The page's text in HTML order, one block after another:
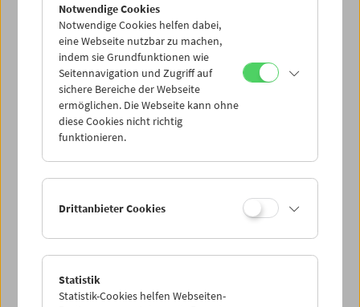
Notwendige Cookies
Notwendige Cookies helfen dabei,
eine Webseite nutzbar zu machen,
indem sie Grundfunktionen wie
Seitennavigation und Zugriff auf
sichere Bereiche der Webseite
ermöglichen. Die Webseite kann ohne
diese Cookies nicht richtig
funktionieren.
Drittanbieter Cookies
Statistik
Statistik-Cookies helfen Webseiten-